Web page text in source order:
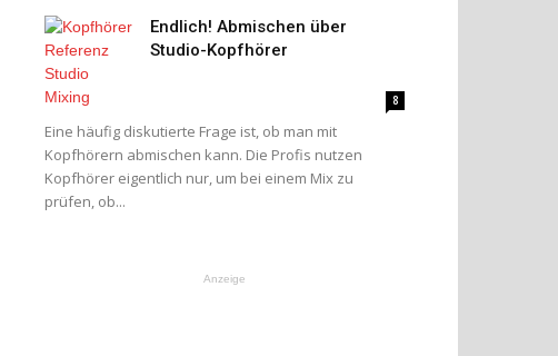
Endlich! Abmischen über
Studio-Kopfhörer
8
Eine häufig diskutierte Frage ist, ob man mit
Kopfhörern abmischen kann. Die Profis nutzen
Kopfhörer eigentlich nur, um bei einem Mix zu
prüfen, ob...
Anzeige